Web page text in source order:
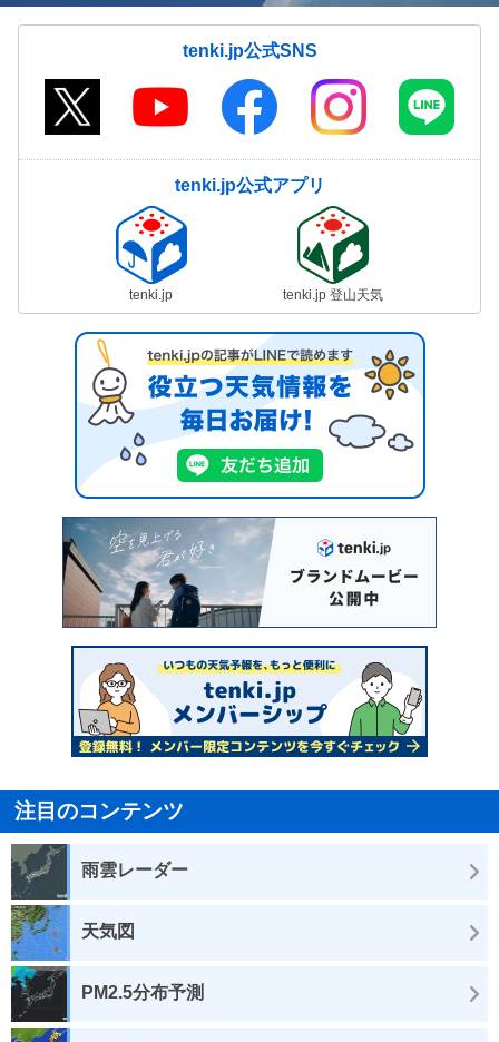
tenki.jp公式SNS
tenki.jp公式アプリ
tenki.jp tenki.jp 登山天気
注目のコンテンツ
雨雲レーダー
天気図
PM2.5分布予測